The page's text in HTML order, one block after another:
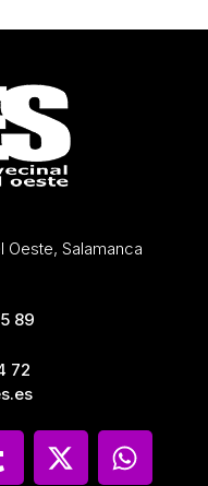
Oeste, Salamanca
89
72